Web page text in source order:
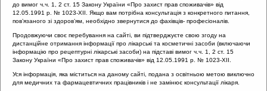
Рубрика:
Гоcтрий отит
Назва:
Протокол надання медичної допомоги хворим з гострим
гнійним середнім отитом
до вимог ч.ч. 1, 2 ст. 15 Закону України «Про захист прав споживачів» від
12.05.1991 р. № 1023-XII. Якщо вам потрібна консультація з конкретного питання,
пов’язаного зі здоров’ям, необхідно звернутися до фахівців- професіоналів.
Продовжуючи своє перебування на сайті, ви підтверджуєте свою згоду на
дистанційне отримання інформації про лікарські та косметичні засоби (включаючи
інформацію про рецептурні лікарські засоби) на підставі вимог ч.ч. 1, 2 ст. 15
Закону України «Про захист прав споживачів» від 12.05.1991 р. № 1023-XII.
Уся інформація, яка міститься на даному сайті, подана з освітньою метою виключно
для медичних та фармацевтичних працівників і не замінює консультації лікаря.